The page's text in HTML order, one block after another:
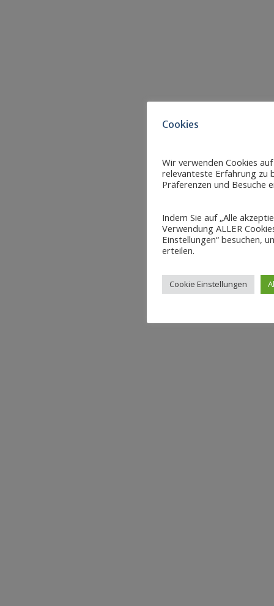
Cookies
Wir verwenden Cookies
relevanteste Erfahrung zu
Präferenzen und Besuche
Indem Sie auf „Alle
Verwendung ALLER
Einstellungen“ besuchen,
erteilen.
Cookie Einstellungen